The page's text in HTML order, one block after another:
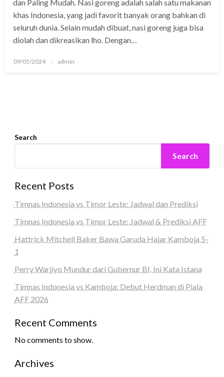
dan Paling Mudah. Nasi goreng adalah salah satu makanan
khas Indonesia, yang jadi favorit banyak orang bahkan di
seluruh dunia. Selain mudah dibuat, nasi goreng juga bisa
diolah dan dikreasikan lho. Dengan…
Posted
09/05/2024 admin
Search
Search
Recent Posts
Timnas Indonesia vs Timor Leste: Jadwal dan Prediksi
Timnas Indonesia vs Timor Leste: Jadwal & Prediksi AFF
Hattrick Mitchell Baker Bawa Garuda Hajar Kamboja 5-
1
Perry Warjiyo Mundur dari Gubernur BI, Ini Kata Istana
Timnas Indonesia vs Kamboja: Debut Herdman di Piala
AFF 2026
Recent Comments
No comments to show.
Archives